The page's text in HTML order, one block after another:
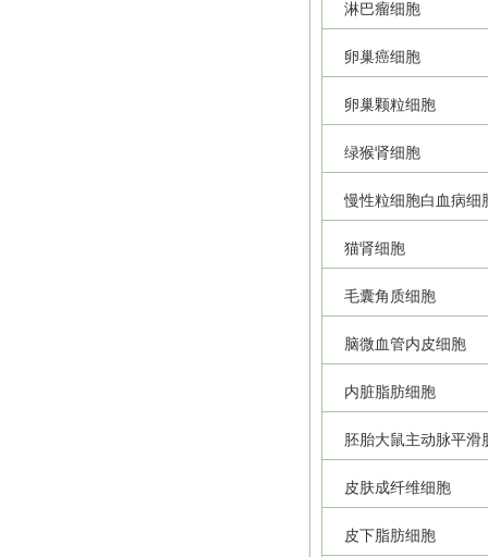
淋巴瘤细胞
卵巢癌细胞
卵巢颗粒细胞
绿猴肾细胞
慢性粒细胞白血病细
猫肾细胞
毛囊角质细胞
脑微血管内皮细胞
内脏脂肪细胞
胚胎大鼠主动脉平滑
皮肤成纤维细胞
皮下脂肪细胞